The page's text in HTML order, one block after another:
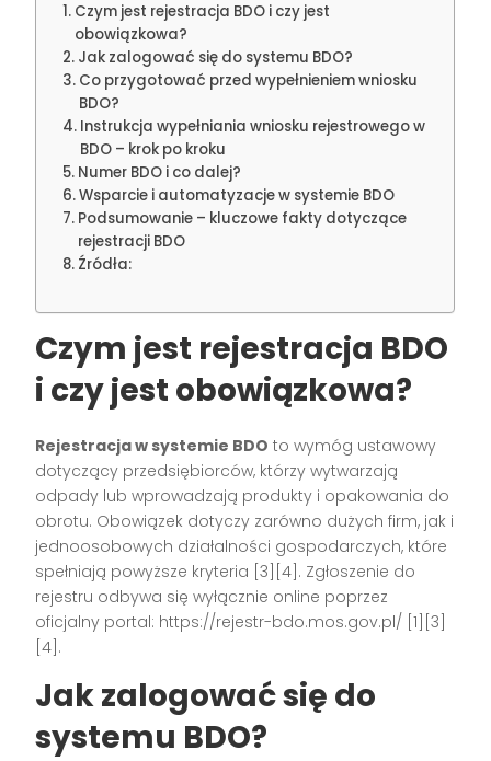
Czym jest rejestracja BDO i czy jest
obowiązkowa?
Jak zalogować się do systemu BDO?
Co przygotować przed wypełnieniem wniosku
BDO?
Instrukcja wypełniania wniosku rejestrowego w
BDO – krok po kroku
Numer BDO i co dalej?
Wsparcie i automatyzacje w systemie BDO
Podsumowanie – kluczowe fakty dotyczące
rejestracji BDO
Źródła:
Czym jest rejestracja BDO
i czy jest obowiązkowa?
Rejestracja w systemie BDO to wymóg ustawowy
dotyczący przedsiębiorców, którzy wytwarzają
odpady lub wprowadzają produkty i opakowania do
obrotu. Obowiązek dotyczy zarówno dużych firm, jak i
jednoosobowych działalności gospodarczych, które
spełniają powyższe kryteria [3][4] . Zgłoszenie do
rejestru odbywa się wyłącznie online poprzez
oficjalny portal: https://rejestr-bdo.mos.gov.pl/ [1][3]
[4] .
Jak zalogować się do
systemu BDO?